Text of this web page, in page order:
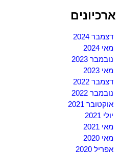
ארכיונים
דצמבר 2024
מאי 2024
נובמבר 2023
מאי 2023
דצמבר 2022
נובמבר 2022
אוקטובר 2021
יולי 2021
מאי 2021
מאי 2020
אפריל 2020